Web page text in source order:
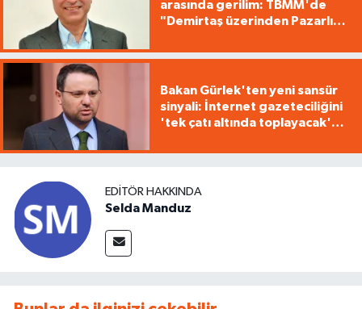
arasında gerilim: TBMM'de
"Demirtaş üzerinden Pazarlık
Bakan Gürlek'ten yeni sansür
sinyali: İnternet gazeteciliğini
'tek çatı altında toplayacak'
EDITÖR HAKKINDA
Selda Manduz